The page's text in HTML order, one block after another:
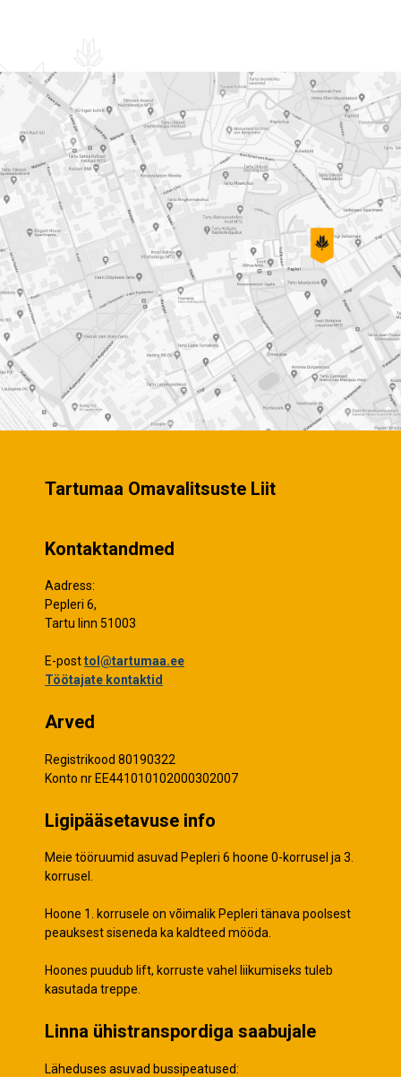
Tartumaa Omavalitsuste Liit
Kontaktandmed
Aadress:
Pepleri 6,
Tartu linn 51003
E-posttol@tartumaa.ee
Töötajate kontaktid
Arved
Registrikood 80190322
Konto nr EE441010102000302007
Ligipääsetavuse info
Meie tööruumid asuvad Pepleri 6 hoone 0-korrusel ja 3.
korrusel.
Hoone 1. korrusele on võimalik Pepleri tänava poolsest
peauksest siseneda ka kaldteed mööda.
Hoones puudub lift, korruste vahel liikumiseks tuleb
kasutada treppe.
Linna ühistranspordiga saabujale
Läheduses asuvad bussipeatused: